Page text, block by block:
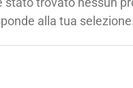
alla tua selezione.